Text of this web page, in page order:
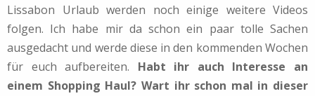
Lissabon Urlaub werden noch einige weitere Videos
folgen. Ich habe mir da schon ein paar tolle Sachen
ausgedacht und werde diese in den kommenden Wochen
für euch aufbereiten. Habt ihr auch Interesse an
einem Shopping Haul? Wart ihr schon mal in dieser